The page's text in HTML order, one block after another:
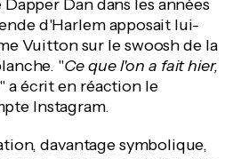
Dan dans les années
d'Harlem apposait lui-
Vuitton sur le swoosh de la
"Ce que l'on a fait hier,
a écrit en réaction le
Instagram.
davantage symbolique,